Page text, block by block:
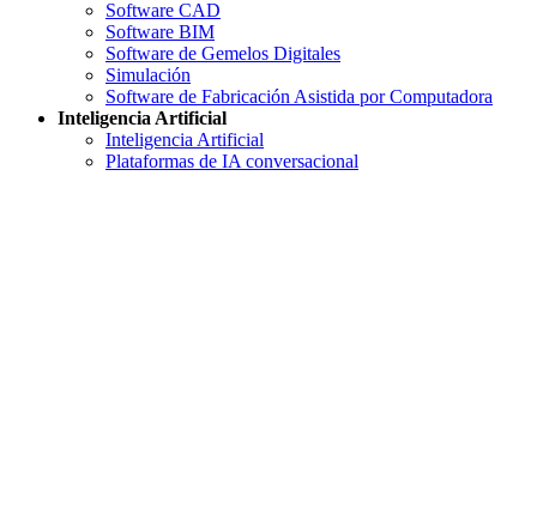
Software CAD
Software BIM
Software de Gemelos Digitales
Simulación
Software de Fabricación Asistida por Computadora
Inteligencia Artificial
Inteligencia Artificial
Plataformas de IA conversacional